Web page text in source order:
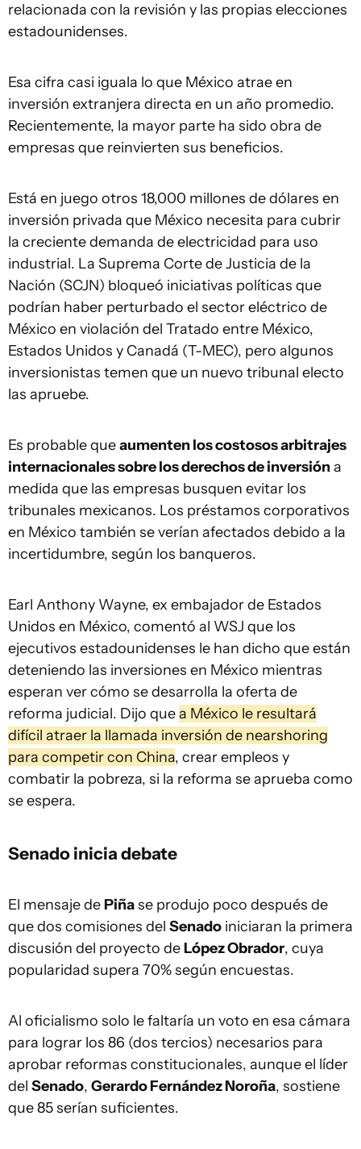
relacionada con la revisión y las propias elecciones
estadounidenses.
Esa cifra casi iguala lo que México atrae en
inversión extranjera directa en un año promedio.
Recientemente, la mayor parte ha sido obra de
empresas que reinvierten sus beneficios.
Está en juego otros 18,000 millones de dólares en
inversión privada que México necesita para cubrir
la creciente demanda de electricidad para uso
industrial. La Suprema Corte de Justicia de la
Nación (SCJN) bloqueó iniciativas políticas que
podrían haber perturbado el sector eléctrico de
México en violación del Tratado entre México,
Estados Unidos y Canadá (T-MEC), pero algunos
inversionistas temen que un nuevo tribunal electo
las apruebe.
Es probable queaumenten los costosos arbitrajes
internacionales sobre los derechos de inversióna
medida que las empresas busquen evitar los
tribunales mexicanos. Los préstamos corporativos
en México también se verían afectados debido a la
incertidumbre, según los banqueros.
Earl Anthony Wayne, ex embajador de Estados
Unidos en México, comentó al WSJ que los
ejecutivos estadounidenses le han dicho que están
deteniendo las inversiones en México mientras
esperan ver cómo se desarrolla la oferta de
reforma judicial. Dijo quea México le resultará
difícil atraer la llamada inversión de nearshoring
para competir con China, crear empleos y
combatir la pobreza, si la reforma se aprueba como
se espera.
Senado inicia debate
El mensaje de Piñase produjo poco después de
que dos comisiones del Senado iniciaran la primera
discusión del proyecto de López Obrador, cuya
popularidad supera 70% según encuestas.
Al oficialismo solo le faltaría un voto en esa cámara
para lograr los 86 (dos tercios) necesarios para
aprobar reformas constitucionales, aunque el líder
del Senado, Gerardo Fernández Noroña, sostiene
que 85 serían suficientes.